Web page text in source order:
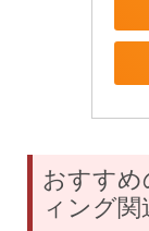
おすす
ィング